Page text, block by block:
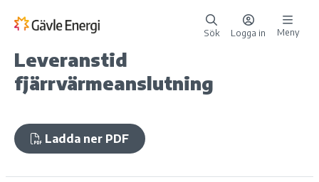
Sök Logga in Meny
Leveranstid
fjärrvärmeanslutning
Ladda ner PDF